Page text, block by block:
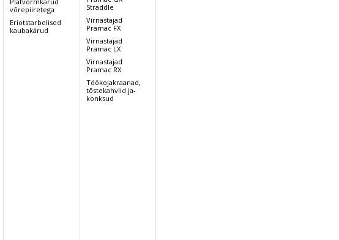
2x12/100
24-20
võrepiiretega
Eriotstarbelised
kaubakärud
Straddle
Virnastajad
Pramac FX
Virnastajad
Pramac LX
Virnastajad
Pramac RX
Töökojakraanad,
tõstekahvlid ja-
konksud